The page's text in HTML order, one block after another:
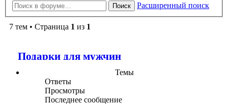
Поиск Расширенный поиск
7 тем • Страница 1 из 1
Подарки для мужчин
Темы
Ответы
Просмотры
Последнее сообщение